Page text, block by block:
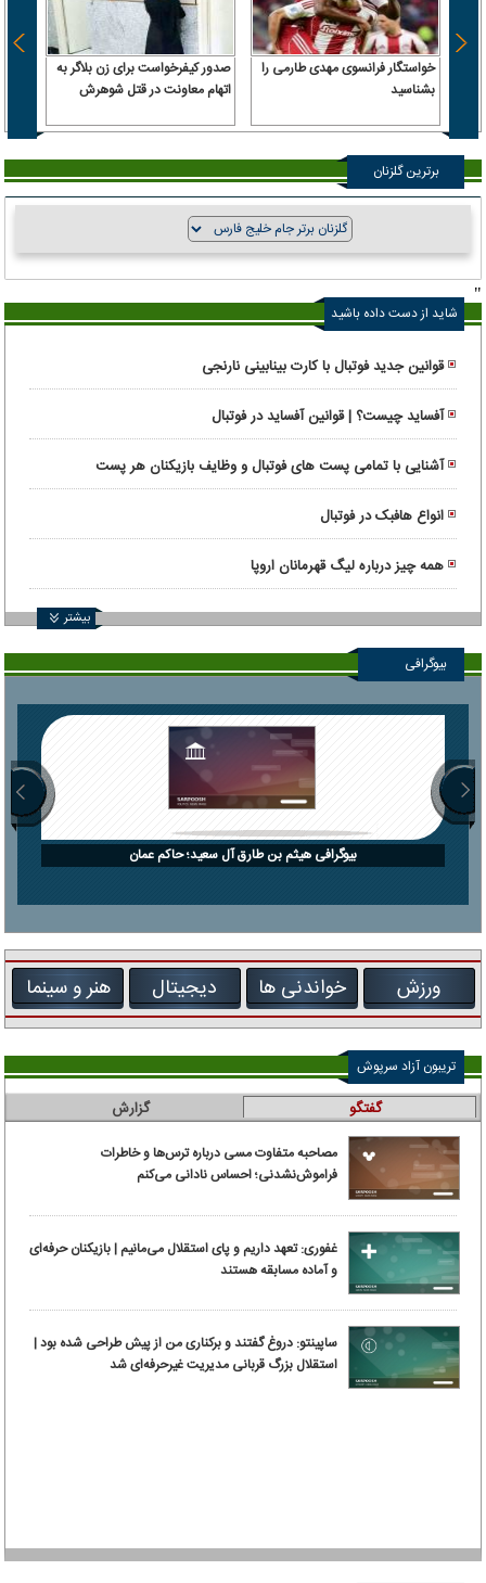
خواستگار فرانسوی مهدی طارمی را
بشناسید
صدور کیفرخواست برای زن بلاگر به
اتهام معاونت در قتل شوهرش
برترین گلزنان
"
شاید از دست داده باشید
قوانین جدید فوتبال با کارت بینابینی نارنجی
آفساید چیست؟ | قوانین آفساید در فوتبال
آشنایی با تمامی پست های فوتبال و وظایف بازیکنان هر پست
انواع هافبک در فوتبال
همه چیز درباره لیگ قهرمانان اروپا
بیشتر
بیوگرافی
بیوگرافی هیثم بن طارق آل سعید؛ حاکم عمان
ورزش خواندنی ها دیجیتال هنر و سینما
تریبون آزاد سرپوش
گفتگو گزارش
مصاحبه متفاوت مسی درباره ترس‌ها و خاطرات
فراموش‌نشدنی؛ احساس نادانی می‌کنم
غفوری: تعهد داریم و پای استقلال می‌مانیم | بازیکنان حرفه‌ای
و آماده مسابقه هستند
ساپینتو: دروغ گفتند و برکناری من از پیش طراحی شده بود |
استقلال بزرگ قربانی مدیریت غیرحرفه‌ای شد